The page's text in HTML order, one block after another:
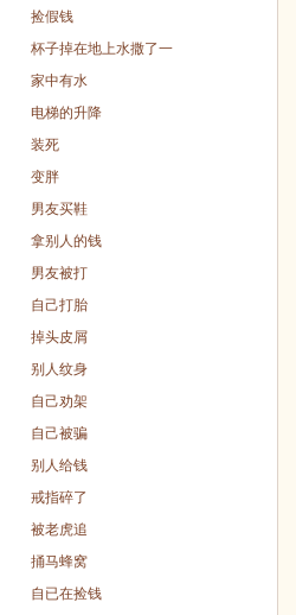
捡假钱
杯子掉在地上水撒了一
家中有水
电梯的升降
装死
变胖
男友买鞋
拿别人的钱
男友被打
自己打胎
掉头皮屑
别人纹身
自己劝架
自己被骗
别人给钱
戒指碎了
被老虎追
捅马蜂窝
自已在捡钱